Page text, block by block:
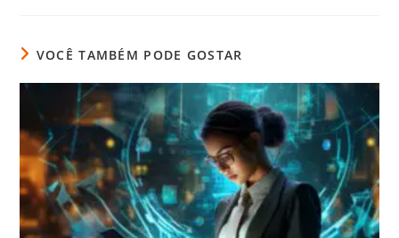
VOCÊ TAMBÉM PODE GOSTAR